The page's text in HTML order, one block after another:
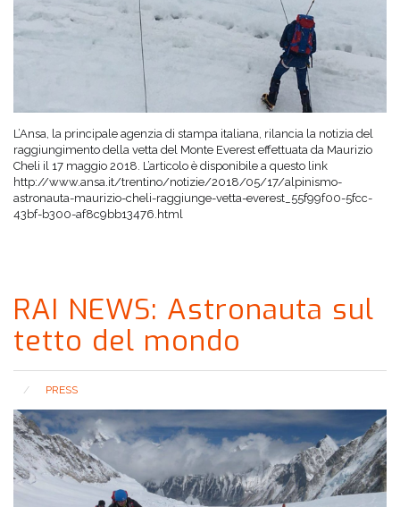
L’Ansa, la principale agenzia di stampa italiana, rilancia la notizia del
raggiungimento della vetta del Monte Everest effettuata da Maurizio
Cheli il 17 maggio 2018. L’articolo è disponibile a questo link
http://www.ansa.it/trentino/notizie/2018/05/17/alpinismo-
astronauta-maurizio-cheli-raggiunge-vetta-everest_55f99f00-5fcc-
43bf-b300-af8c9bb13476.html
RAI NEWS: Astronauta sul
tetto del mondo
PRESS